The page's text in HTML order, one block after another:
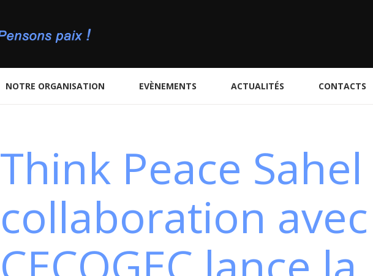
NOTRE ORGANISATION EVÈNEMENTS ACTUALITÉS CONTACTS
Think Peace
collaboration